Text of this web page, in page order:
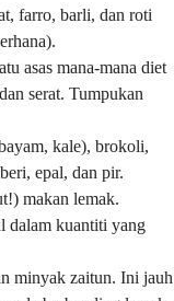
farro, barli, dan roti
asas mana-mana diet
serat. Tumpukan
kale), brokoli,
epal, dan pir.
makan lemak.
dalam kuantiti yang
minyak zaitun. Ini jauh